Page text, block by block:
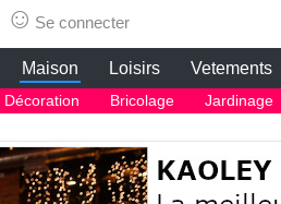
☺ Se connecter
Maison Loisirs Vetements
Décoration Bricolage Jardinage